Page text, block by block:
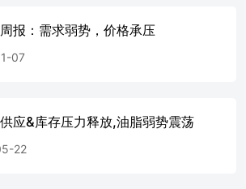
报：需求弱势，价格承压
07
应&库存压力释放,油脂弱势震荡
22